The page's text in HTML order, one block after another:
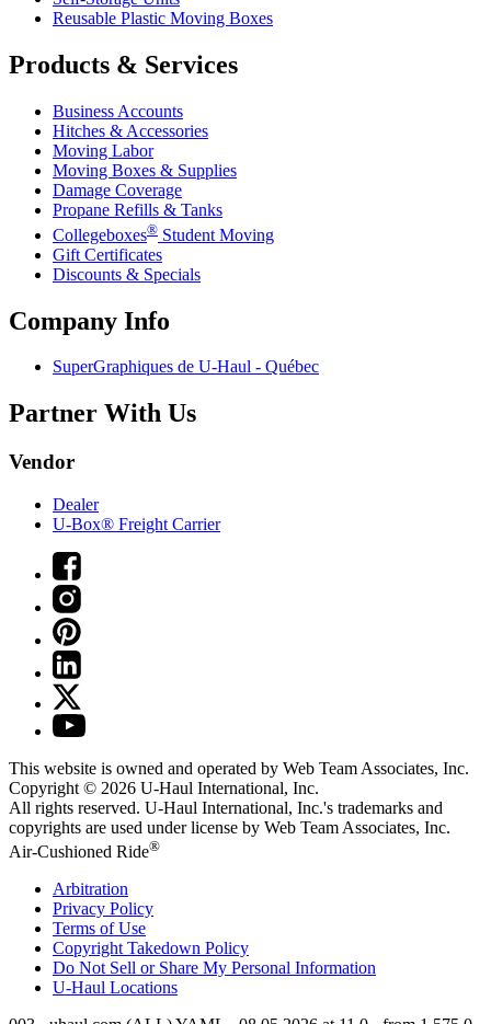
Reusable Plastic Moving Boxes
Products & Services
Business Accounts
Hitches & Accessories
Moving Labor
Moving Boxes & Supplies
Damage Coverage
Propane Refills & Tanks
Collegeboxes® Student Moving
Gift Certificates
Discounts & Specials
Company Info
SuperGraphiques de U-Haul - Québec
Partner With Us
Vendor
Dealer
U-Box® Freight Carrier
This website is owned and operated by Web Team Associates, Inc.
Copyright © 2026 U-Haul International, Inc.
All rights reserved. U-Haul International, Inc.'s trademarks and
copyrights are used under license by Web Team Associates, Inc.
Air-Cushioned Ride®
Arbitration
Privacy Policy
Terms of Use
Copyright Takedown Policy
Do Not Sell or Share My Personal Information
U-Haul Locations